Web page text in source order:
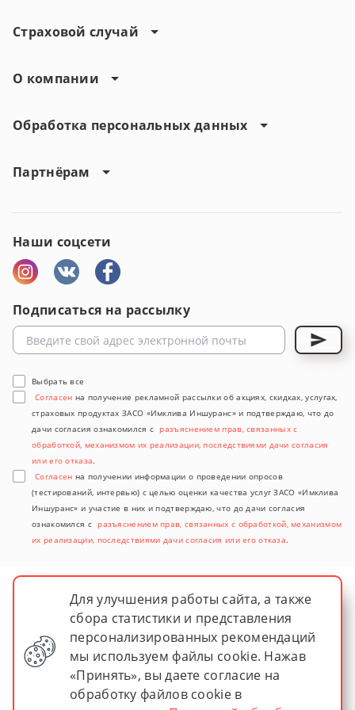
Страховой случай
О компании
Обработка персональных данных
Партнёрам
Наши соцсети
Подписаться на рассылку
Выбрать все
Согласен на получение рекламной рассылки об акциях, скидках, услугах,
страховых продуктах ЗАСО «Имклива Иншуранс» и подтверждаю, что до
дачи согласия ознакомился с разъяснением прав, связанных с
обработкой, механизмом их реализации, последствиями дачи согласия
или его отказа.
Согласен на получении информации о проведении опросов
(тестирований, интервью) с целью оценки качества услуг ЗАСО «Имклива
Иншуранс» и участие в них и подтверждаю, что до дачи согласия
ознакомился с разъяснением прав, связанных с обработкой, механизмом
их реализации, последствиями дачи согласия или его отказа.
© 2026 imkliva insurance
Для улучшения работы сайта, а также
сбора статистики и представления
персонализированных рекомендаций
мы используем файлы cookie. Нажав
«Принять», вы даете согласие на
обработку файлов cookie в